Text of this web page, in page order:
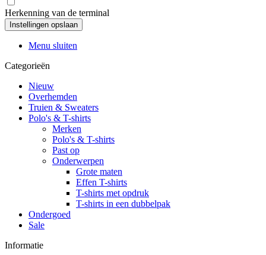
Herkenning van de terminal
Menu sluiten
Categorieën
Nieuw
Overhemden
Truien & Sweaters
Polo's & T-shirts
Merken
Polo's & T-shirts
Past op
Onderwerpen
Grote maten
Effen T-shirts
T-shirts met opdruk
T-shirts in een dubbelpak
Ondergoed
Sale
Informatie